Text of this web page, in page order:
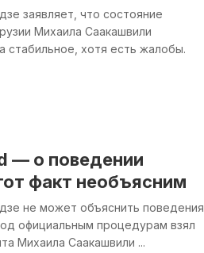
заявляет, что состояние
Михаила Саакашвили
стабильное, хотя есть жалобы.
— о поведении
факт необъясним
не может объяснить поведения
официальным процедурам взял
Михаила Саакашвили ...